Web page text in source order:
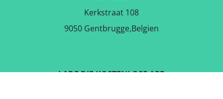
Kerkstraat 108
9050 Gentbrugge,Belgien
LADE DIE KOSTENLOSE APP